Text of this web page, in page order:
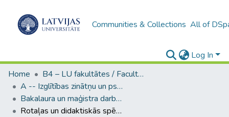
Communities & Collections All of
Log In
Home
B4 – LU fakultātes / Faculties of the UL
A -- Izglītības zinātņu un psiholoģijas fakultāte / Faculty of Education Sciences and Psychology
Bakalaura un maģistra darbi (PPMF) / Bachelor's and Master's theses
Rotaļas un didaktiskās spēles kā latviešu valodas sekmētājas mazākumtautības bērniem